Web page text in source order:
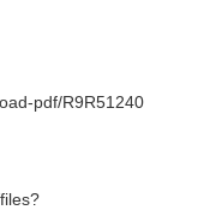
pdf/R9R51240